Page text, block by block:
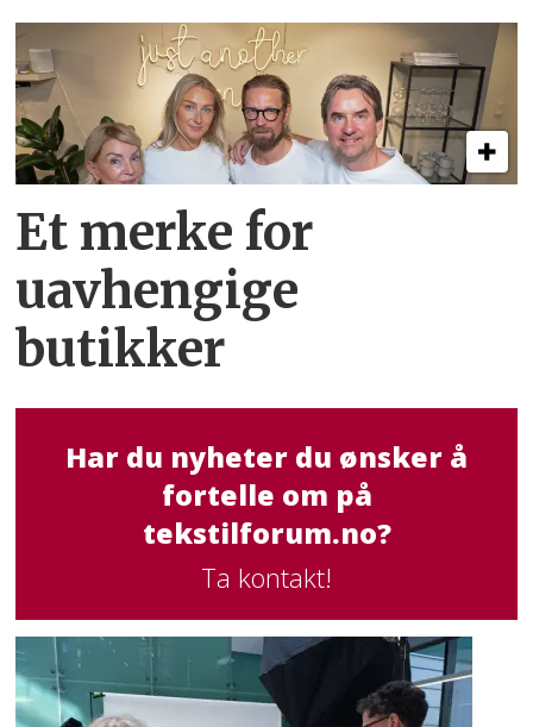
Et merke for
uavhengige
butikker
Har du nyheter du ønsker å
fortelle om på
tekstilforum.no?
Ta kontakt!